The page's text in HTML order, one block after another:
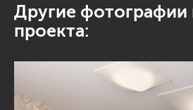
Другие фотографии
проекта: